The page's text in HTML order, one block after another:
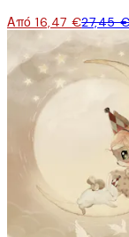
Από 16,47 €27,45 €